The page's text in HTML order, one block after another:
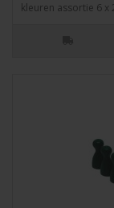
kleuren assortie 6 x